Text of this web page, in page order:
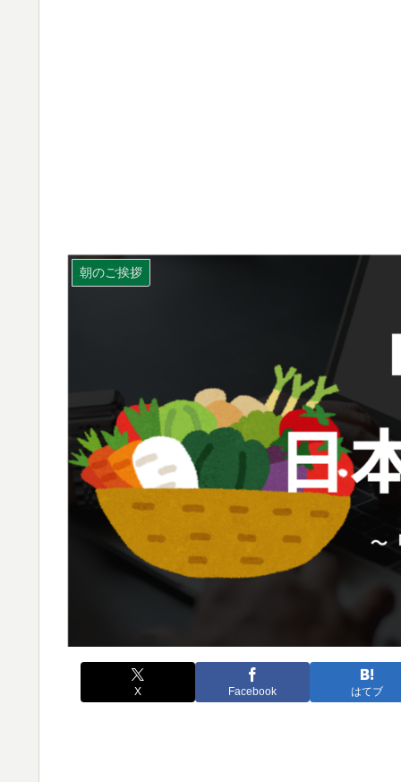
朝のご挨拶
X Facebook はてブ